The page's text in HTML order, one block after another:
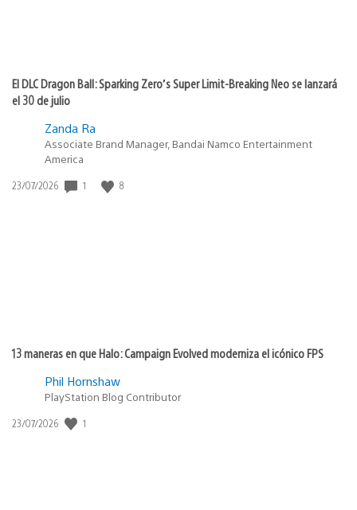
El DLC Dragon Ball: Sparking Zero’s Super Limit-Breaking Neo se lanzará
el 30 de julio
Zanda Ra
Associate Brand Manager, Bandai Namco Entertainment
America
Fecha
23/07/2026 1 8
13 maneras en que Halo: Campaign Evolved moderniza el icónico FPS
Phil Hornshaw
PlayStation Blog Contributor
Fecha
23/07/2026 1